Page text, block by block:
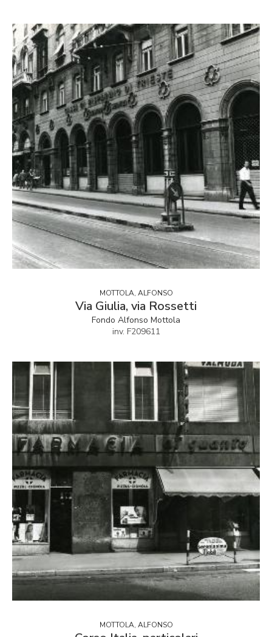
MOTTOLA, ALFONSO
Via Giulia, via Rossetti
Fondo Alfonso Mottola
inv. F209611
MOTTOLA, ALFONSO